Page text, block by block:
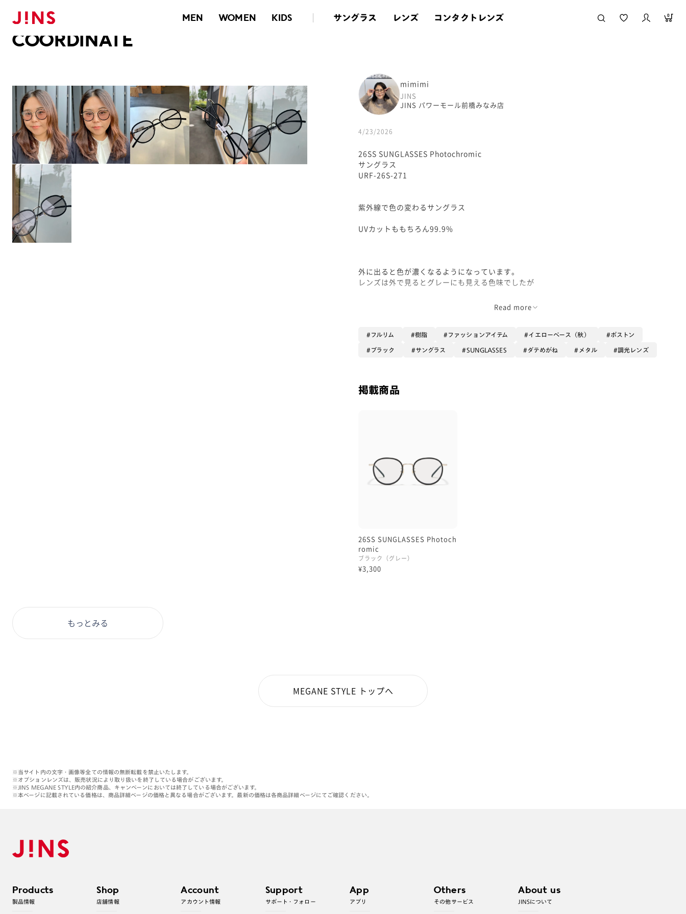
MEN WOMEN KIDS サングラス レンズ コンタクトレンズ 0
メガネのJINS TOP
COORDINATE
mimimi
JINS
JINS パワーモール前橋みなみ店
4/23/2026
26SS SUNGLASSES Photochromic
サングラス
URF-26S-271
紫外線で色の変わるサングラス
UVカットももちろん99.9%
外に出ると色が濃くなるようになっています。
レンズは外で見るとグレーにも見える色味でしたが
撮影日は曇りでしたので🌥️ 晴れると
もうすこーし濃く変化すると思います。
程よい濃さでオシャレにかけて頂けます☺️
Read more
フルリム 樹脂 ファッションアイテム イエローベース（秋） ボストン
ブラック サングラス SUNGLASSES ダテめがね メタル 調光レンズ
掲載商品
26SS SUNGLASSES Photoch
romic
ブラック（グレー）
¥3,300
もっとみる
MEGANE STYLE トップへ
※当サイト内の文字・画像等全ての情報の無断転載を禁止いたします。
※オプションレンズは、販売状況により取り扱いを終了している場合がございます。
※JINS MEGANE STYLE内の紹介商品、キャンペーンにおいては終了している場合がございます。
※本ページに記載されている価格は、商品詳細ページの価格と異なる場合がございます。最新の価格は各商品詳細ページにてご確認ください。
Products
製品情報
Shop
店舗情報
Account
アカウント情報
Support
サポート・フォロー
App
アプリ
Others
その他サービス
About us
JINSについて